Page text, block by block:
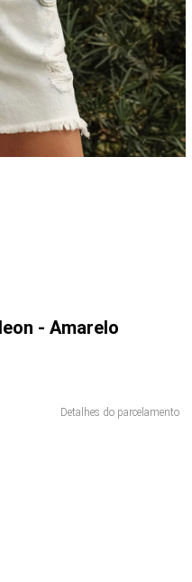
- Amarelo
Detalhes do parcelamento